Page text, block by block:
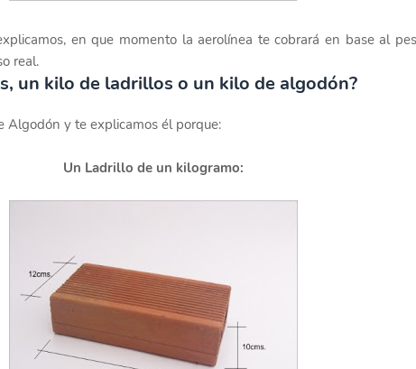
en que momento la aerolínea te cobrará en base al
real.
un kilo de ladrillos o un kilo de algodón?
Algodón y te explicamos él porque:
Un Ladrillo de un kilogramo: